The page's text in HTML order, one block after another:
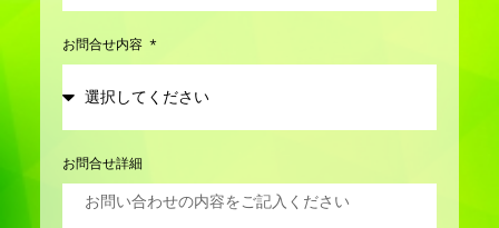
お問合せ内容
お問合せ詳細